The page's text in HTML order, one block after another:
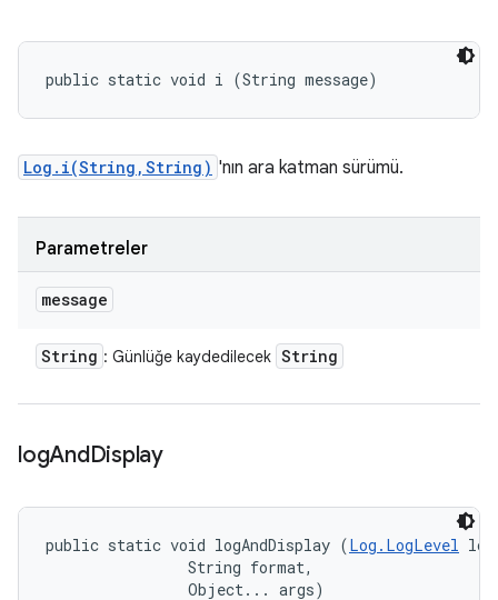
public static void i (String message)
Log.i(String,String) 'nın ara katman sürümü.
Parametreler
message
String : Günlüğe kaydedilecek String
logAndDisplay
public static void logAndDisplay (Log.LogLevel
                String format,
                Object... args)